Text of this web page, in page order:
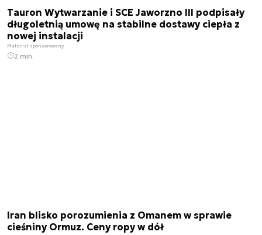
Tauron Wytwarzanie i SCE Jaworzno III podpisały
długoletnią umowę na stabilne dostawy ciepła z
nowej instalacji
Materiał sponsorowany
2 min.
Iran blisko porozumienia z Omanem w sprawie
cieśniny Ormuz. Ceny ropy w dół